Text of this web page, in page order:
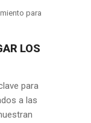
para
LOS
para
a las